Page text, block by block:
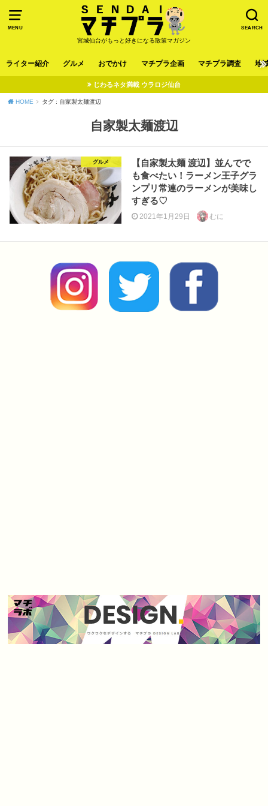
MENU SEARCH
宮城仙台がもっと好きになる散策マガジン
ライター紹介 グルメ おでかけ マチプラ企画 マチプラ調査 地
じわるネタ満載 ウラロジ仙台
HOME タグ : 自家製太麺渡辺
自家製太麺渡辺
グルメ
【自家製太麺 渡辺】並んでで
も食べたい！ラーメン王子グラ
ンプリ常連のラーメンが美味し
すぎる♡
2021年1月29日 むに